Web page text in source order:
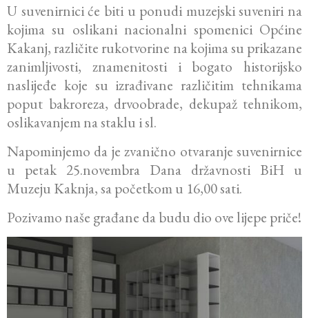
U suvenirnici će biti u ponudi muzejski suveniri na
kojima su oslikani nacionalni spomenici Općine
Kakanj, različite rukotvorine na kojima su prikazane
zanimljivosti, znamenitosti i bogato historijsko
naslijeđe koje su izrađivane različitim tehnikama
poput bakroreza, drvoobrade, dekupaž tehnikom,
oslikavanjem na staklu i sl.
Napominjemo da je zvanično otvaranje suvenirnice
u petak 25.novembra Dana državnosti BiH u
Muzeju Kaknja, sa početkom u 16,00 sati.
Pozivamo naše građane da budu dio ove lijepe priče!